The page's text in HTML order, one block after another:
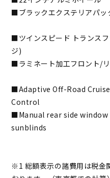
■ブラックエ
■ツインスピード トランス
ジ)
■ラミネート加工
■Adaptive Off-Road Cruise
■Manual rear side window
※1 総額表示の諸費用は税金